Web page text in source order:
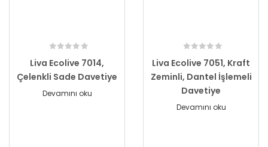
Liva Ecolive 7014,
Çelenkli Sade Davetiye
Devamını oku
Liva Ecolive 7051, Kraft
Zeminli, Dantel İşlemeli
Davetiye
Devamını oku